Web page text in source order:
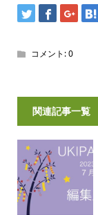
コメント:0
関連記事一覧